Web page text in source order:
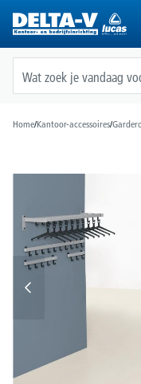
Home/Kantoor-accessoires/